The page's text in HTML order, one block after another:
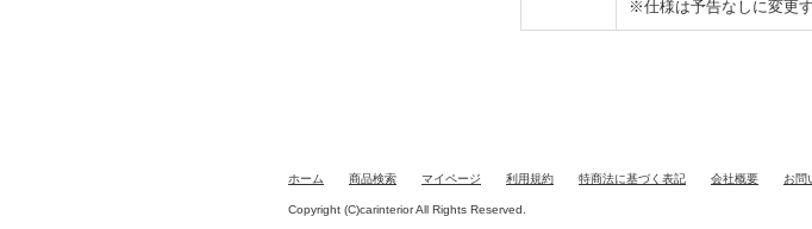
※仕様は予告なしに変更
ホーム 商品検索 マイページ 利用規約 特商法に基づく表記 会社概要 お問
Copyright (C)carinterior All Rights Reserved.